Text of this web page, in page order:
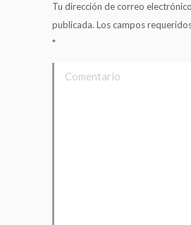
Tu dirección de correo
publicada. Los campos
*
Comentario